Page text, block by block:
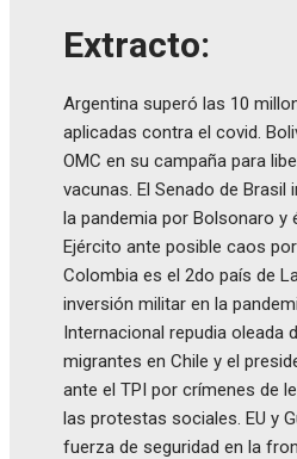
Extracto:
Argentina superó las 10
aplicadas contra el covid.
OMC en su campaña para
vacunas. El Senado de Brasil
la pandemia por Bolsonaro y
Ejército ante posible caos
Colombia es el 2do país de
inversión militar en la
Internacional repudia oleada
migrantes en Chile y el
ante el TPI por crímenes de
las protestas sociales. EU y
fuerza de seguridad en la